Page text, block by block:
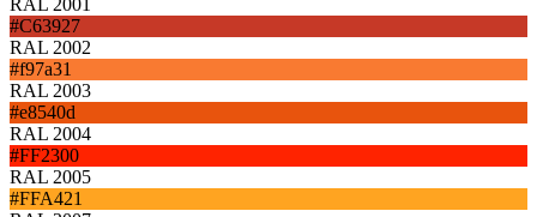
#C63927
RAL 2002
#f97a31
RAL 2003
#e8540d
RAL 2004
#FF2300
RAL 2005
#FFA421